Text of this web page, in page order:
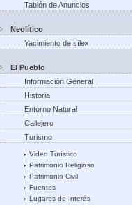
Tablón de Anuncios
Neolítico
Yacimiento de sílex
El Pueblo
Información General
Historia
Entorno Natural
Callejero
Turismo
Video Turístico
Patrimonio Religioso
Patrimonio Civil
Fuentes
Lugares de Interés